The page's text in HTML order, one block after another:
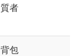
質者
背包